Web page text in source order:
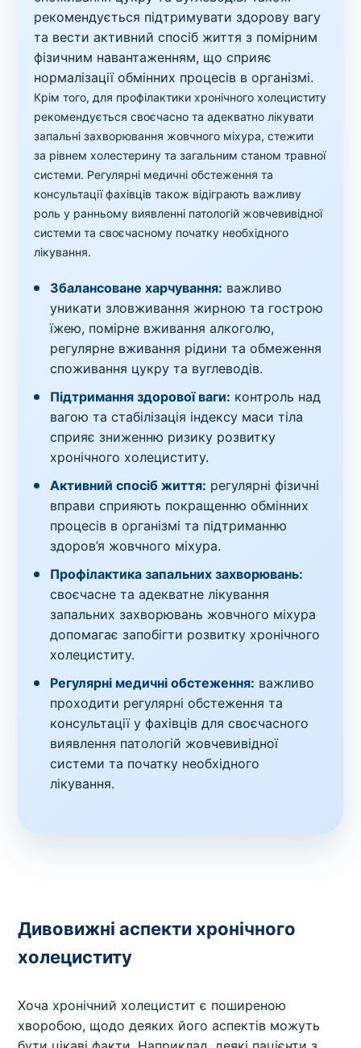
рекомендується підтримувати здорову вагу
та вести активний спосіб життя з помірним
фізичним навантаженням, що сприяє
нормалізації обмінних процесів в організмі.
Крім того, для профілактики хронічного холециститу
рекомендується своєчасно та адекватно лікувати
запальні захворювання жовчного міхура, стежити
за рівнем холестерину та загальним станом травної
системи. Регулярні медичні обстеження та
консультації фахівців також відіграють важливу
роль у ранньому виявленні патологій жовчевивідної
системи та своєчасному початку необхідного
лікування.
Збалансоване харчування: важливо
уникати зловживання жирною та гострою
їжею, помірне вживання алкоголю,
регулярне вживання рідини та обмеження
споживання цукру та вуглеводів.
Підтримання здорової ваги: контроль над
вагою та стабілізація індексу маси тіла
сприяє зниженню ризику розвитку
хронічного холециститу.
Активний спосіб життя: регулярні фізичні
вправи сприяють покращенню обмінних
процесів в організмі та підтриманню
здоров’я жовчного міхура.
Профілактика запальних захворювань:
своєчасне та адекватне лікування
запальних захворювань жовчного міхура
допомагає запобігти розвитку хронічного
холециститу.
Регулярні медичні обстеження: важливо
проходити регулярні обстеження та
консультації у фахівців для своєчасного
виявлення патологій жовчевивідної
системи та початку необхідного
лікування.
Дивовижні аспекти хронічного
холециститу
Хоча хронічний холецистит є поширеною
хворобою, щодо деяких його аспектів можуть